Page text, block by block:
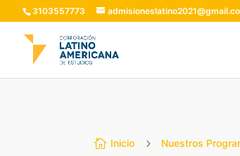
3103557773
 Inicio 5 Nuestros